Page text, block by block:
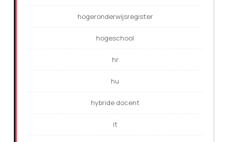
hogeronderwijsregister
hogeschool
hr
hu
hybride docent
it